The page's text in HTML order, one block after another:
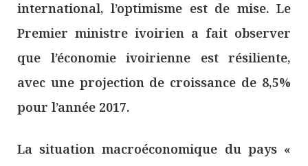
international, l’optimisme est de mise. Le
Premier ministre ivoirien a fait observer
que l’économie ivoirienne est résiliente,
avec une projection de croissance de 8,5%
pour l’année 2017.
La situation macroéconomique du pays «